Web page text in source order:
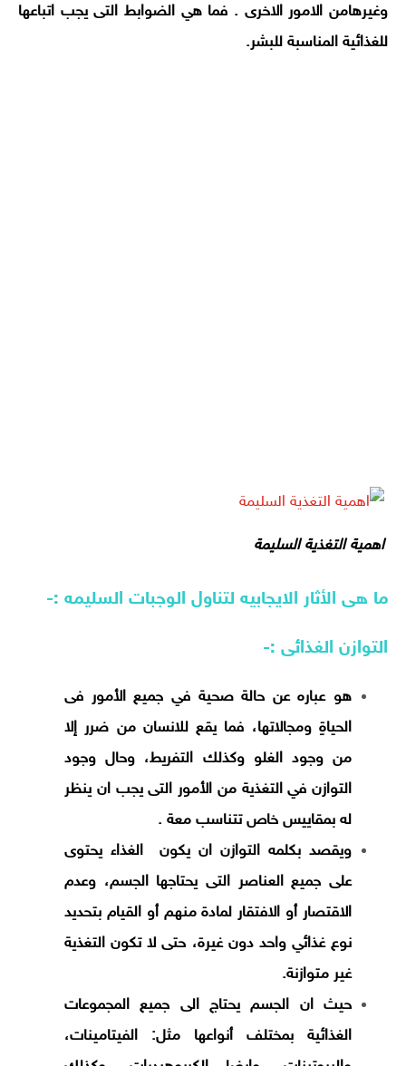
وغيرهامن الامور الاخرى . فما هي الضوابط التى يجب اتباعها
للغذائية المناسبة للبشر.
اهمية التغذية السليمة
ما هى الأثار الايجابيه لتناول الوجبات السليمه :-
التوازن الغذائى :-
هو عباره عن حالة صحية في جميع الأمور فى
الحياةِ ومجالاتها، فما يقع للانسان من ضرر إلا
من وجود الغلو وكذلك التفريط، وحال وجود
التوازن في التغذية من الأمور التى يجب ان ينظر
له بمقاييس خاص تتناسب معة .
ويقصد بكلمه التوازن ان يكون الغذاء يحتوى
على جميع العناصر التى يحتاجها الجسم، وعدم
الاقتصار أو الافتقار لمادة منهم أو القيام بتحديد
نوع غذائي واحد دون غيرة، حتى لا تكون التغذية
غير متوازنة.
حيث ان الجسم يحتاج الى جميع المجموعات
الغذائية بمختلف أنواعها مثل: الفيتامينات،